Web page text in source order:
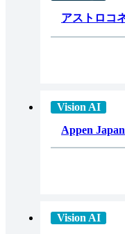
アストロコ
Appen Japan